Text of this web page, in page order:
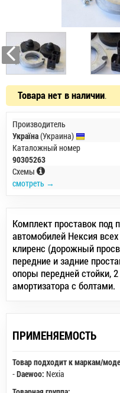
Товара нет в наличии.
Производитель
Україна(Украина)
Каталожный номер
90305263
Схемы
смотреть →
Комплект проставок под
автомобилей Нексия
клиренс (дорожный
передние и задние
опоры передней стойки,
амортизатора с болтами.
ПРИМЕНЯЕМОСТЬ
Товар подходит к маркам/
-Daewoo: Nexia